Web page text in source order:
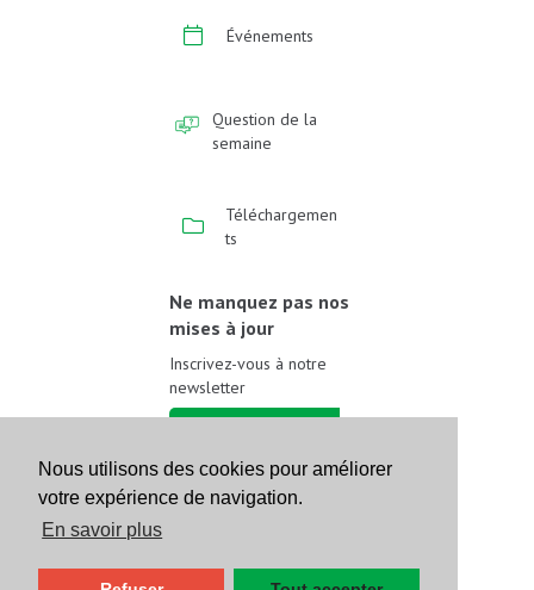
Nous utilisons des cookies pour améliorer
votre expérience de navigation.
En savoir plus
Événements
Question de la
semaine
Téléchargemen
ts
Ne manquez pas nos
mises à jour
Inscrivez-vous à notre
newsletter
Suivez-nous sur les